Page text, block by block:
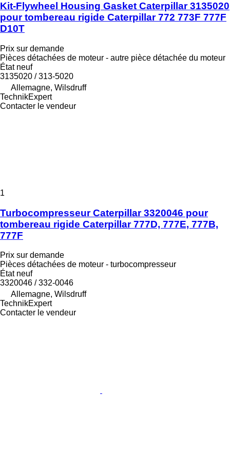
Kit-Flywheel Housing Gasket Caterpillar 3135020
pour tombereau rigide Caterpillar 772 773F 777F
D10T
Prix sur demande
Pièces détachées de moteur - autre pièce détachée du moteur
Étatneuf
3135020 / 313-5020
Allemagne, Wilsdruff
TechnikExpert
Contacter le vendeur
1
Turbocompresseur Caterpillar 3320046 pour
tombereau rigide Caterpillar 777D, 777E, 777B,
777F
Prix sur demande
Pièces détachées de moteur - turbocompresseur
Étatneuf
3320046 / 332-0046
Allemagne, Wilsdruff
TechnikExpert
Contacter le vendeur